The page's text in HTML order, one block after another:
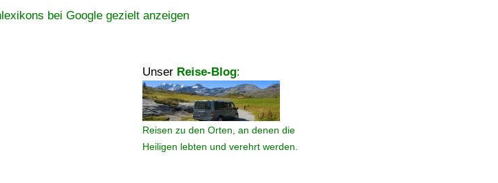
bei Google gezielt anzeigen
Unser Reise-Blog:
Reisen zu den Orten, an denen die
Heiligen lebten und verehrt werden.